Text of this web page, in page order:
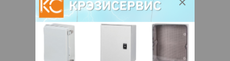
V: 12; Длина гирлянды: 20; Мощность, Вт:
13